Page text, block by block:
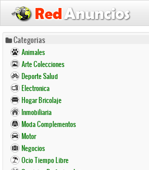
Pasar
contenido
principal
Categorias
Animales
Arte Colecciones
Deporte Salud
Electronica
Hogar Bricolaje
Inmobiliaria
Moda Complementos
Motor
Negocios
Ocio Tiempo Libre